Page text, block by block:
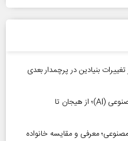
از تغییرات بنیادین در پرچمدار بعدی
رشد خیره‌کننده بازار توکن‌های هوش مصنوعی (AI)؛ از هیجان تا
معرفی و مقایسه خانواده